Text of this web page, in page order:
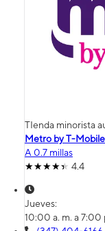
TIenda minorista
Metro by T-
A 0.7 millas
4.4
Jueves:
10:00 a. m. a 7:00